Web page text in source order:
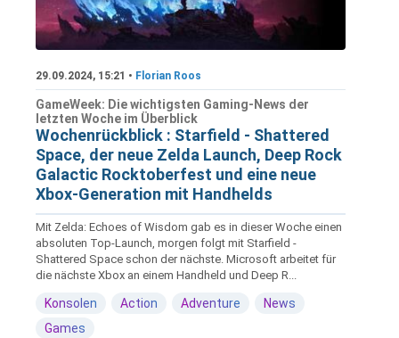
29.09.2024, 15:21 • Florian Roos
GameWeek: Die wichtigsten Gaming-News der
letzten Woche im Überblick
Wochenrückblick : Starfield - Shattered
Space, der neue Zelda Launch, Deep Rock
Galactic Rocktoberfest und eine neue
Xbox-Generation mit Handhelds
Mit Zelda: Echoes of Wisdom gab es in dieser Woche einen
absoluten Top-Launch, morgen folgt mit Starfield -
Shattered Space schon der nächste. Microsoft arbeitet für
die nächste Xbox an einem Handheld und Deep R...
Konsolen Action Adventure
News
Games